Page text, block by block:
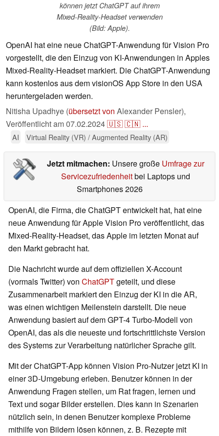
können jetzt ChatGPT auf ihrem
Mixed-Reality-Headset verwenden
(Bild: Apple).
OpenAI hat eine neue ChatGPT-Anwendung für Vision Pro
vorgestellt, die den Einzug von KI-Anwendungen in Apples
Mixed-Reality-Headset markiert. Die ChatGPT-Anwendung
kann kostenlos aus dem visionOS App Store in den USA
heruntergeladen werden.
Nitisha Upadhye (übersetzt von Alexander Pensler),
Veröffentlicht am07.02.2024🇺🇸🇨🇳 ...
AI Virtual Reality (VR) / Augmented Reality (AR)
Jetzt mitmachen: Unsere große Umfrage zur
Servicezufriedenheitbei Laptops und
Smartphones 2026
OpenAI, die Firma, die ChatGPT entwickelt hat, hat eine
neue Anwendung für Apple Vision Pro veröffentlicht, das
Mixed-Reality-Headset, das Apple im letzten Monat auf
den Markt gebracht hat.
Die Nachricht wurde auf dem offiziellen X-Account
(vormals Twitter) von ChatGPTgeteilt, und diese
Zusammenarbeit markiert den Einzug der KI in die AR,
was einen wichtigen Meilenstein darstellt. Die neue
Anwendung basiert auf dem GPT-4 Turbo-Modell von
OpenAI, das als die neueste und fortschrittlichste Version
des Systems zur Verarbeitung natürlicher Sprache gilt.
Mit der ChatGPT-App können Vision Pro-Nutzer jetzt KI in
einer 3D-Umgebung erleben. Benutzer können in der
Anwendung Fragen stellen, um Rat fragen, lernen und
Text und sogar Bilder erstellen. Dies kann in Szenarien
nützlich sein, in denen Benutzer komplexe Probleme
mithilfe von Bildern lösen können, z. B. Rezepte mit